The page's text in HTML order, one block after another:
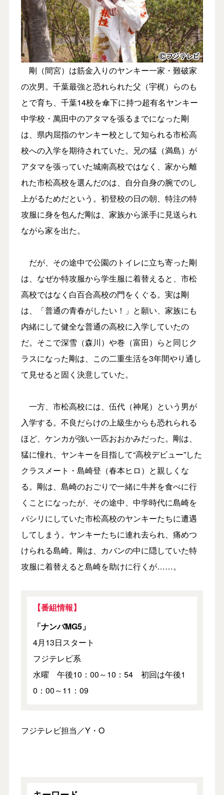
剛（間宮）は筋金入りのヤンキー一家・難破家
の次男。千葉最強と恐れられた父（宇梶）らのも
とで育ち、千葉14校を傘下に持つ超有名ヤンキー
中学校・萬田中のアタマを張るまでになった剛
は、県内屈指のヤンキー校として知られる市松高
校への入学を期待されていた。兄の猛（満島）が
アタマを張っていた城南高校ではなく、家から離
れた市松高校を選んだのは、自分自身の腕でのし
上がるためだという。初登校の日の朝、特注の特
攻服に身を包んだ剛は、家族から派手に見送られ
ながら家を出た。
だが、その途中で公園のトイレに立ち寄った剛
は、なぜか特攻服から学生服に着替えると、市松
高校ではなく白百合高校の門をくぐる。実は剛
は、「普通の青春がしたい！」と願い、家族にも
内緒にして健全な普通の高校に入学していたの
だ。そこで深雪（森川）や巻（富田）らと同じク
ラスになった剛は、この二重生活を3年間やり通し
て見せると固く決意していた。
一方、市松高校には、伍代（神尾）という男が
入学する。不良だらけの上級生からも恐れられる
ほど、ケンカが強い一匹おおかみだった。剛は、
猛に憧れ、ヤンキーを目指して“高校デビュー”した
クラスメート・島崎登（春本ヒロ）と親しくな
る。剛は、島崎のおごりで一緒に牛丼を食べに行
くことになったが、その途中、中学時代に島崎を
パシリにしていた市松高校のヤンキーたちに遭遇
してしまう。ヤンキーたちに連れ去られ、痛めつ
けられる島崎。剛は、カバンの中に隠していた特
攻服に着替えると島崎を助けに行くが……。
【番組情報】
「ナンバMG5」
4月13日スタート
フジテレビ系
水曜 午後10：00～10：54 初回は午後1
0：00～11：09
フジテレビ担当／Y・O